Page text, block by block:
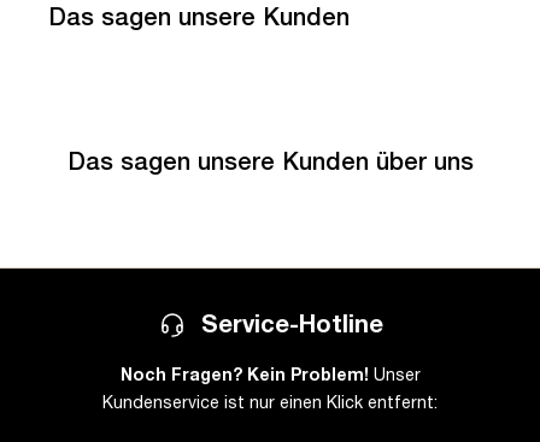
Das sagen unsere Kunden
Das sagen unsere Kunden über uns
Service-Hotline
Noch Fragen? Kein Problem! Unser
Kundenservice ist nur einen Klick entfernt: